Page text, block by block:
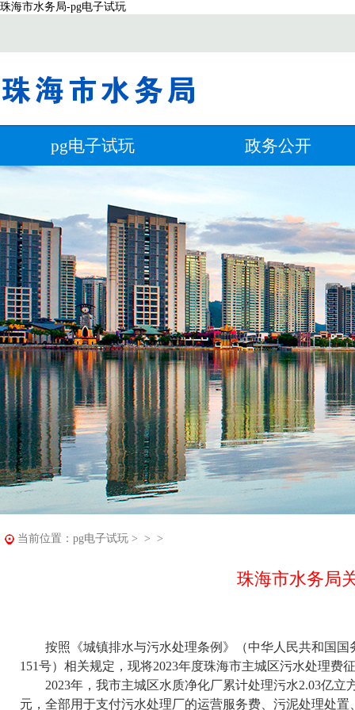
珠海市水务局-pg电子试玩
pg电子试玩 政务公开
当前位置： pg电子试玩 > > >
珠海市水务局
按照《城镇排水与污水处理条例》（中华人民共和国国
151号）相关规定，现将2023年度珠海市主城区污水处理费
2023年，我市主城区水质净化厂累计处理污水2.03亿立
元，全部用于支付污水处理厂的运营服务费、污泥处理处